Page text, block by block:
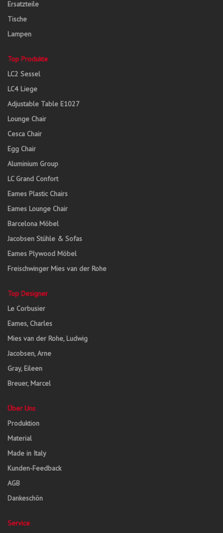
Ersatzteile
Tische
Lampen
Top Produkte
LC2 Sessel
LC4 Liege
Adjustable Table E1027
Lounge Chair
Cesca Chair
Egg Chair
Aluminium Group
LC Grand Confort
Eames Plastic Chairs
Eames Lounge Chair
Barcelona Möbel
Jacobsen Stühle & Sofas
Eames Plywood Möbel
Freischwinger Mies van der Rohe
Top Designer
Le Corbusier
Eames, Charles
Mies van der Rohe, Ludwig
Jacobsen, Arne
Gray, Eileen
Breuer, Marcel
Über Uns
Produktion
Material
Made in Italy
Kunden-Feedback
AGB
Dankeschön
Service